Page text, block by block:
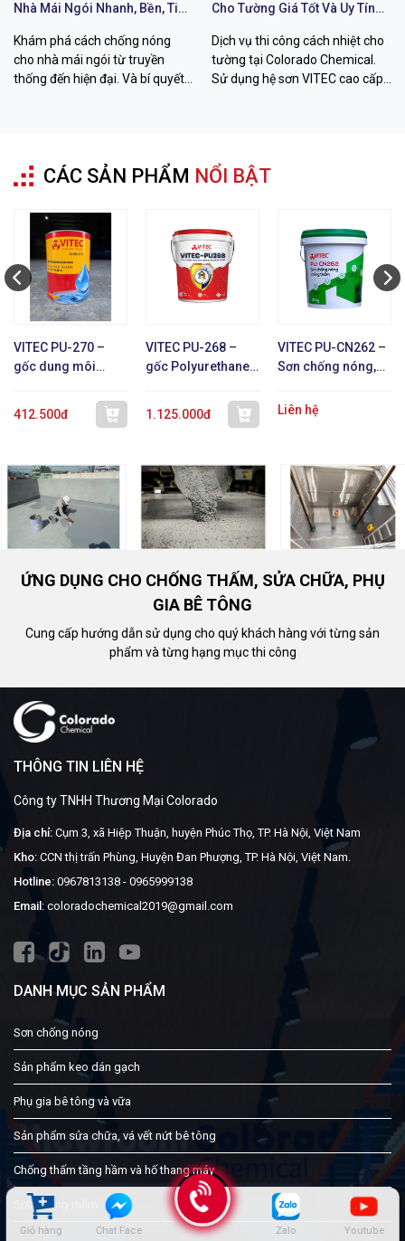
Giỏ hàng Chat Face Zalo Youtube
Nhà Mái Ngói Nhanh, Bền, Tiết
Khám phá cách chống nóng
cho nhà mái ngói từ truyền
thống đến hiện đại. Và bí quyết
Cho Tường Giá Tốt Và Uy Tín
Dịch vụ thi công cách nhiệt cho
tường tại Colorado Chemical.
Sử dụng hệ sơn VITEC cao cấp
CÁC SẢN PHẨM NỔI BẬT
VITEC PU-270 –
gốc dung môi
412.500đ
VITEC PU-268 –
gốc Polyurethane 1
1.125.000đ
VITEC PU-CN262 –
Sơn chống nóng,
xạ nhiệt
Liên hệ
ỨNG DỤNG CHO CHỐNG THẤM, SỬA CHỮA, PHỤ
GIA BÊ TÔNG
Cung cấp hướng dẫn sử dụng cho quý khách hàng với từng sản
phẩm và từng hạng mục thi công
THÔNG TIN LIÊN HỆ
Công ty TNHH Thương Mại Colorado
Địa chỉ: Cụm 3, xã Hiệp Thuận, huyện Phúc Thọ, TP. Hà Nội, Việt Nam
Kho: CCN thị trấn Phùng, Huyện Đan Phượng, TP. Hà Nội, Việt Nam.
Hotline: 0967813138 - 0965999138
Email: coloradochemical2019@gmail.com
DANH MỤC SẢN PHẨM
Sơn chống nóng
Sản phẩm keo dán gạch
Phụ gia bê tông và vữa
Sản phẩm sửa chữa, vá vết nứt bê tông
Chống thấm tầng hầm và hố thang máy
Sơn chống thấm